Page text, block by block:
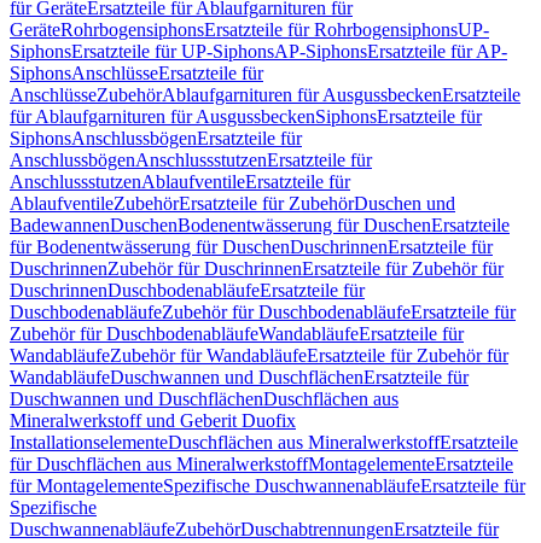
für GeräteErsatzteile für Ablaufgarnituren für
GeräteRohrbogensiphonsErsatzteile für RohrbogensiphonsUP-
SiphonsErsatzteile für UP-SiphonsAP-SiphonsErsatzteile für AP-
SiphonsAnschlüsseErsatzteile für
AnschlüsseZubehörAblaufgarnituren für AusgussbeckenErsatzteile
für Ablaufgarnituren für AusgussbeckenSiphonsErsatzteile für
SiphonsAnschlussbögenErsatzteile für
AnschlussbögenAnschlussstutzenErsatzteile für
AnschlussstutzenAblaufventileErsatzteile für
AblaufventileZubehörErsatzteile für ZubehörDuschen und
BadewannenDuschenBodenentwässerung für DuschenErsatzteile
für Bodenentwässerung für DuschenDuschrinnenErsatzteile für
DuschrinnenZubehör für DuschrinnenErsatzteile für Zubehör für
DuschrinnenDuschbodenabläufeErsatzteile für
DuschbodenabläufeZubehör für DuschbodenabläufeErsatzteile für
Zubehör für DuschbodenabläufeWandabläufeErsatzteile für
WandabläufeZubehör für WandabläufeErsatzteile für Zubehör für
WandabläufeDuschwannen und DuschflächenErsatzteile für
Duschwannen und DuschflächenDuschflächen aus
Mineralwerkstoff und Geberit Duofix
InstallationselementeDuschflächen aus MineralwerkstoffErsatzteile
für Duschflächen aus MineralwerkstoffMontagelementeErsatzteile
für MontagelementeSpezifische DuschwannenabläufeErsatzteile für
Spezifische
DuschwannenabläufeZubehörDuschabtrennungenErsatzteile für